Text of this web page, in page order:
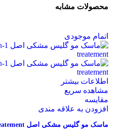
محصولات مشابه
اتمام موجودی
اطلاعات بیشتر
مشاهده سریع
مقایسه
افزودن به علاقه مندی
ماسک مو گلیس مشکی اصل Gliss ultimate repair 2-in-1 treatement